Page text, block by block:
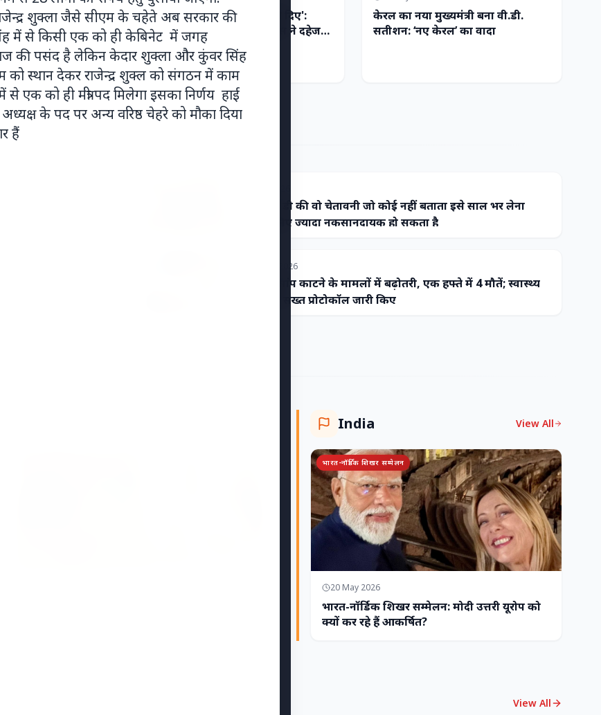
शिखर सम्मेलन: मोदी
क्यों कर रहे हैं आकर्षित?
नियमित रूप से 50,000 रुपये दिए':
त्विषा शर्मा मौत मामले में सास ने दहेज
आरोपों का खंडन किया
केरल का नया मुख्यमंत्री बना वी.डी.
सतीशन: ‘नए केरल’ का वादा
का निधन
विटामिन डी की वो चेतावनी जो कोई नहीं बताता इसे साल भर लेना
आपके लिए ज्यादा नुकसानदायक हो सकता है
25 Apr 2026
केरल में सांप काटने के मामलों में बढ़ोतरी, एक हफ्ते में 4 मौतें; स्वास्थ्य
विभाग ने सख्त प्रोटोकॉल जारी किए
India View All
भारत-नॉर्डिक शिखर सम्मेलन
20 May 2026
भारत-नॉर्डिक शिखर सम्मेलन: मोदी उत्तरी यूरोप को
क्यों कर रहे हैं आकर्षित?
View All
शुक्ला जैसे सीएम के चहेते अब सरकार की
में से किसी एक को ही केबिनेट में जगह
की पसंद है लेकिन केदार शुक्ला और कुंवर सिंह
को स्थान देकर राजेन्द्र शुक्ल को संगठन में काम
को ही मंत्री पद मिलेगा इसका निर्णय हाई
के पद पर अन्य वरिष्ठ चेहरे को मौका दिया
हैं